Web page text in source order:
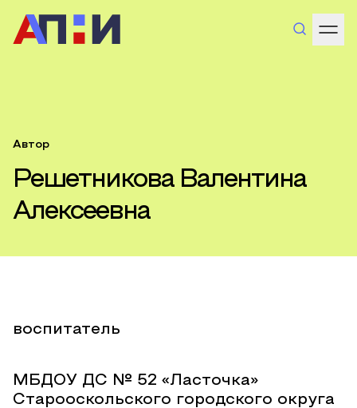
Автор
Решетникова Валентина
Алексеевна
воспитатель
МБДОУ ДС № 52 «Ласточка»
Старооскольского городского округа